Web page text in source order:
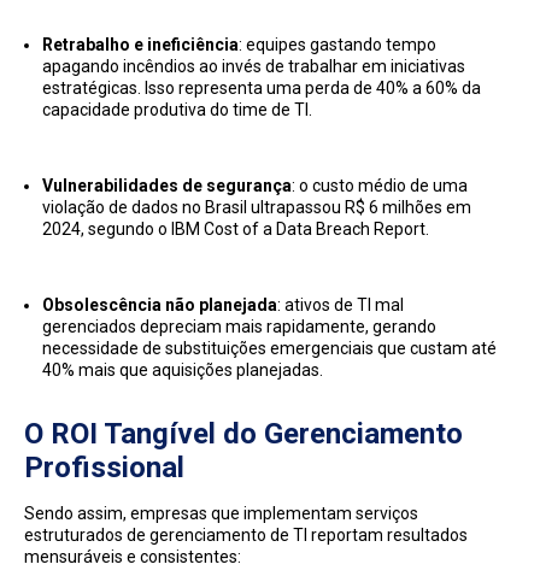
Retrabalho e ineficiência: equipes gastando tempo
apagando incêndios ao invés de trabalhar em iniciativas
estratégicas. Isso representa uma perda de 40% a 60% da
capacidade produtiva do time de TI.
Vulnerabilidades de segurança: o custo médio de uma
violação de dados no Brasil ultrapassou R$ 6 milhões em
2024, segundo o IBM Cost of a Data Breach Report.
Obsolescência não planejada: ativos de TI mal
gerenciados depreciam mais rapidamente, gerando
necessidade de substituições emergenciais que custam até
40% mais que aquisições planejadas.
O ROI Tangível do Gerenciamento
Profissional
Sendo assim, empresas que implementam serviços
estruturados de gerenciamento de TI reportam resultados
mensuráveis e consistentes: